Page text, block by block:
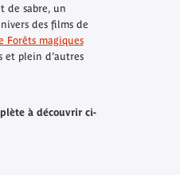
de sabre, un
des films de
Forêts magiques
et plein d’autres
à découvrir ci-